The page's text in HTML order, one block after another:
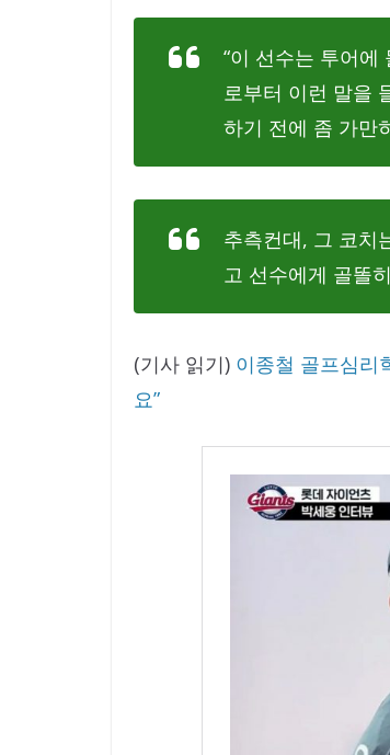
“이 선수는 투어에
로부터 이런 말을
하기 전에 좀 가만
추측컨대, 그 코치
고 선수에게 골똘
(기사 읽기) 이종철 골프심리
요”